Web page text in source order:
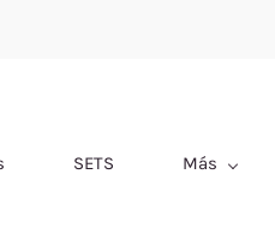
SETS Más